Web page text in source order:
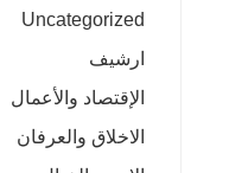
Uncategorized
ارشيف
الإقتصاد والأعمال
الاخلاق والعرفان